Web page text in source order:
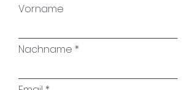
Vorname
Nachname